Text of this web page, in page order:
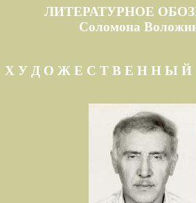
ЛИТЕРАТУРНОЕ
Соломона
Х У Д О Ж Е С Т В Е Н Н